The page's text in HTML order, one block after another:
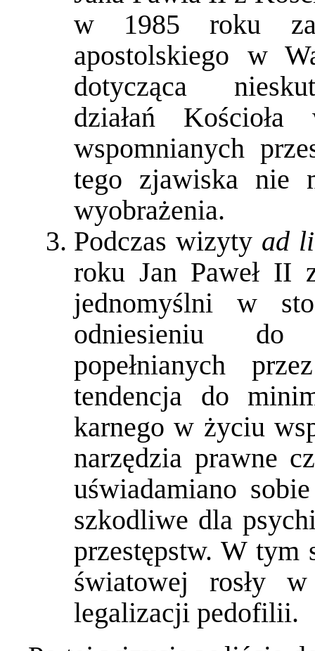
w 1985 roku za
apostolskiego w
dotycząca
działań
wspomnianych
tego zjawiska nie
wyobrażenia.
Podczas wizyty ad
roku Jan Paweł II
jednomyślni w
odniesieniu do
popełnianych
tendencja do
karnego w życiu
narzędzia prawne
uświadamiano
szkodliwe dla
przestępstw. W tym
światowej rosły
legalizacji pedofilii.